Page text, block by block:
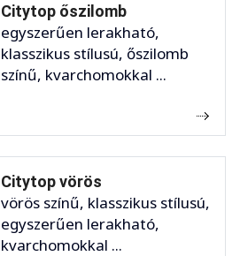
Citytop őszilomb
egyszerűen lerakható,
klasszikus stílusú, őszilomb
színű, kvarchomokkal ...
Citytop vörös
vörös színű, klasszikus stílusú,
egyszerűen lerakható,
kvarchomokkal ...